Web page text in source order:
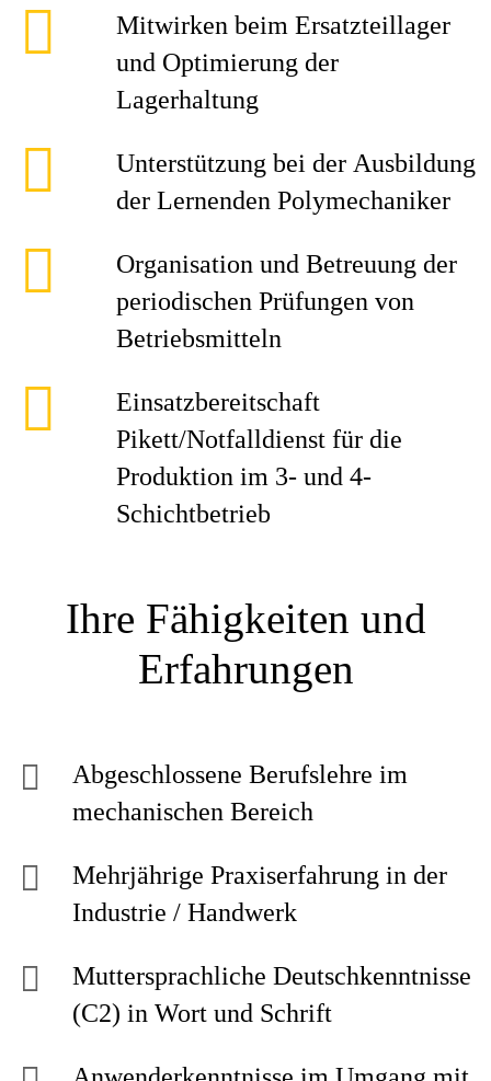
Mitwirken beim Ersatzteillager
und Optimierung der
Lagerhaltung
Unterstützung bei der Ausbildung
der Lernenden Polymechaniker
Organisation und Betreuung der
periodischen Prüfungen von
Betriebsmitteln
Einsatzbereitschaft
Pikett/Notfalldienst für die
Produktion im 3- und 4-
Schichtbetrieb
Ihre Fähigkeiten und
Erfahrungen
Abgeschlossene Berufslehre im
mechanischen Bereich
Mehrjährige Praxiserfahrung in der
Industrie / Handwerk
Muttersprachliche Deutschkenntnisse
(C2) in Wort und Schrift